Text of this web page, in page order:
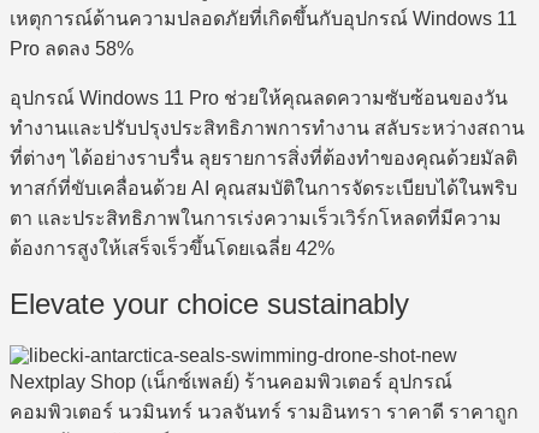
เหตุการณ์ด้านความปลอดภัยที่เกิดขึ้นกับอุปกรณ์ Windows 11
Pro ลดลง 58%
อุปกรณ์ Windows 11 Pro ช่วยให้คุณลดความซับซ้อนของวัน
ทำงานและปรับปรุงประสิทธิภาพการทำงาน สลับระหว่างสถาน
ที่ต่างๆ ได้อย่างราบรื่น ลุยรายการสิ่งที่ต้องทำของคุณด้วยมัลติ
ทาสก์ที่ขับเคลื่อนด้วย AI คุณสมบัติในการจัดระเบียบได้ในพริบ
ตา และประสิทธิภาพในการเร่งความเร็วเวิร์กโหลดที่มีความ
ต้องการสูงให้เสร็จเร็วขึ้นโดยเฉลี่ย 42%
Elevate your choice sustainably